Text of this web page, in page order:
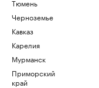
Тюмень
Черноземье
Кавказ
Карелия
Мурманск
Приморский
край